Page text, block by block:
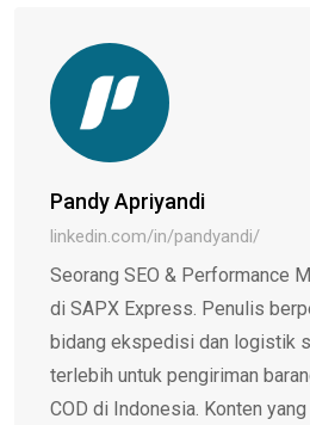
Pandy Apriyandi
linkedin.com/in/pandyandi/
Seorang SEO & Performance
di SAPX Express. Penulis
bidang ekspedisi dan logistik
terlebih untuk pengiriman
COD di Indonesia. Konten